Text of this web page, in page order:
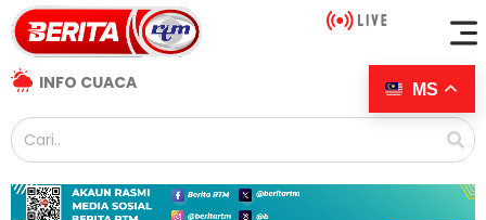
INFO CUACA MS